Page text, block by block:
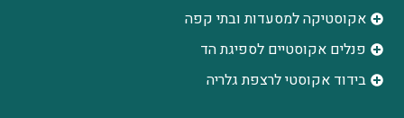
אקוסטיקה למסעדות ובתי קפה
פנלים אקוסטיים לספיגת הד
בידוד אקוסטי לרצפת גלריה